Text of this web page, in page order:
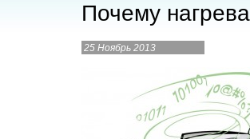
Почему
25 Ноябрь 2013